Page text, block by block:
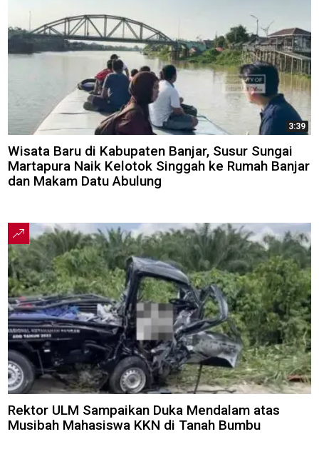
3:39
Wisata Baru di Kabupaten Banjar, Susur Sungai
Martapura Naik Kelotok Singgah ke Rumah Banjar
dan Makam Datu Abulung
Rektor ULM Sampaikan Duka Mendalam atas
Musibah Mahasiswa KKN di Tanah Bumbu